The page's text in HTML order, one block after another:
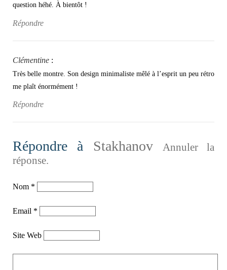
question héhé. À bientôt !
Répondre
Clémentine :
Très belle montre. Son design minimaliste mêlé à l’esprit un peu rétro
me plaît énormément !
Répondre
Répondre à Stakhanov
Annuler la
réponse.
Nom *
Email *
Site Web